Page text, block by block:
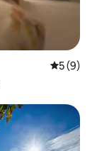
5 पैकी 5
5 (9)